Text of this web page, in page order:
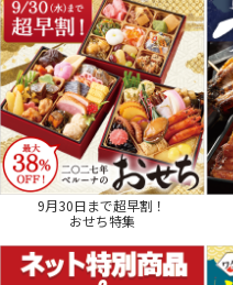
9月30日まで超早割！
おせち特集